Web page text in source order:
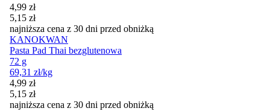
Cena promocyjna
4,99 zł
5,15 zł
najniższa cena z 30 dni przed obniżką
KANOKWAN
Pasta Pad Thai bezglutenowa
72 g
69,31 zł/kg
Cena promocyjna
4,99 zł
5,15 zł
najniższa cena z 30 dni przed obniżką